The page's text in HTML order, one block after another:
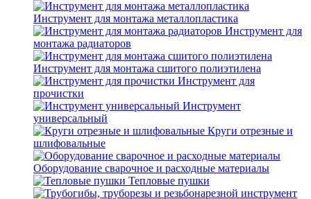
Инструмент для монтажа металлопластика
Инструмент для
монтажа радиаторов
Инструмент для монтажа сшитого полиэтилена
Инструмент для
прочистки
Инструмент
универсальный
Круги отрезные и
шлифовальные
Оборудование сварочное и расходные материалы
Тепловые пушки